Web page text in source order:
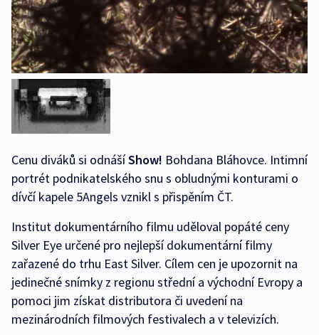
Cenu diváků si odnášíShow! Bohdana Bláhovce. Intimní
portrét podnikatelského snu s obludnými konturami o
dívčí kapele 5Angels vznikl s přispěním ČT.
Institut dokumentárního filmu uděloval popáté ceny
Silver Eye určené pro nejlepší dokumentární filmy
zařazené do trhu East Silver. Cílem cen je upozornit na
jedinečné snímky z regionu střední a východní Evropy a
pomoci jim získat distributora či uvedení na
mezinárodních filmových festivalech a v televizích.